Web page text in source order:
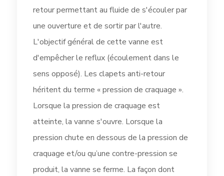
retour permettant au fluide de s'écouler par
une ouverture et de sortir par l'autre.
L'objectif général de cette vanne est
d'empêcher le reflux (écoulement dans le
sens opposé). Les clapets anti-retour
héritent du terme « pression de craquage ».
Lorsque la pression de craquage est
atteinte, la vanne s'ouvre. Lorsque la
pression chute en dessous de la pression de
craquage et/ou qu’une contre-pression se
produit, la vanne se ferme. La façon dont